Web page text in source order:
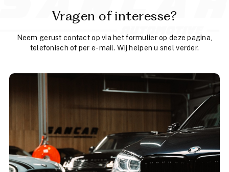
Vragen of interesse?
Neem gerust contact op via het formulier op deze pagina,
telefonisch of per e-mail. Wij helpen u snel verder.